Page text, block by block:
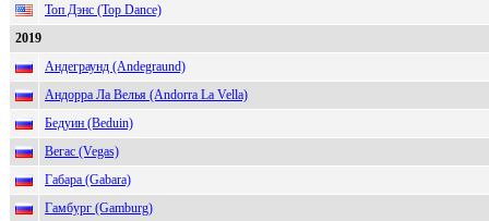
Топ Дэнс (Top Dance)
2019
Андеграунд (Andegraund)
Андорра Ла Велья (Andorra La Vella)
Бедуин (Beduin)
Вегас (Vegas)
Габара (Gabara)
Гамбург (Gamburg)